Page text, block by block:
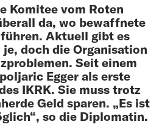
Komitee vom Roten
da, wo bewaffnete
Aktuell gibt es
doch die Organisation
Seit einem
Egger als erste
IKRK. Sie muss trotz
Geld sparen. „Es ist
so die Diplomatin.